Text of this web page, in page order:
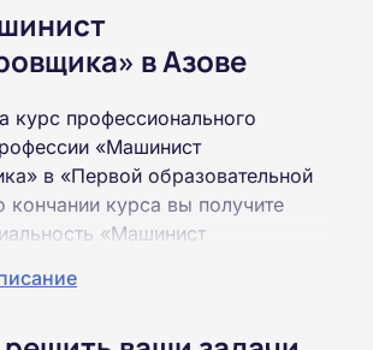
в Азове
курс профессионального
«Машинист
в «Первой образовательной
курса вы получите
«Машинист